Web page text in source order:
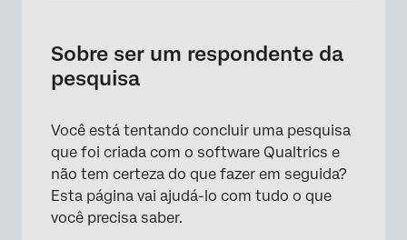
Sobre a Qualtrics
Problemas comuns ao concluir uma pesquisa
Experience
Como entrar em contato com o criador da
pesquisa
Quando posso entrar em contato com o
Sobre ser um respondente da
pesquisa
Você está tentando concluir uma pesquisa
que foi criada com o software Qualtrics e
não tem certeza do que fazer em seguida?
Esta página vai ajudá-lo com tudo o que
você precisa saber.